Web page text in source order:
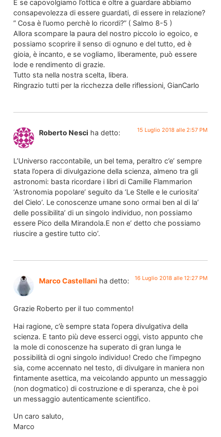
E se capovolgiamo l’ottica e oltre a guardare abbiamo
consapevolezza di essere guardati, di essere in relazione?
” Cosa è l’uomo perchè lo ricordi?” ( Salmo 8-5 )
Allora scompare la paura del nostro piccolo io egoico, e
possiamo scoprire il senso di ognuno e del tutto, ed è
gioia, è incanto, e se vogliamo, liberamente, può essere
lode e rendimento di grazie.
Tutto sta nella nostra scelta, libera.
Ringrazio tutti per la ricchezza delle riflessioni, GianCarlo
Roberto Nesci ha detto: 15 Luglio 2018 alle 2:57 PM
L’Universo raccontabile, un bel tema, peraltro c’e’ sempre
stata l’opera di divulgazione della scienza, almeno tra gli
astronomi: basta ricordare i libri di Camille Flammarion
‘Astronomia popolare’ seguito da ‘Le Stelle e le curiosita’
del Cielo’. Le conoscenze umane sono ormai ben al di la’
delle possibilita’ di un singolo individuo, non possiamo
essere Pico della Mirandola.E non e’ detto che possiamo
riuscire a gestire tutto cio’.
Marco Castellani ha detto: 16 Luglio 2018 alle 12:27 PM
Grazie Roberto per il tuo commento!
Hai ragione, c’è sempre stata l’opera divulgativa della
scienza. E tanto più deve esserci oggi, visto appunto che
la mole di conoscenze ha superato di gran lunga le
possibilità di ogni singolo individuo! Credo che l’impegno
sia, come accennato nel testo, di divulgare in maniera non
fintamente asettica, ma veicolando appunto un messaggio
(non dogmatico) di costruzione e di speranza, che è poi
un messaggio autenticamente scientifico.
Un caro saluto,
Marco